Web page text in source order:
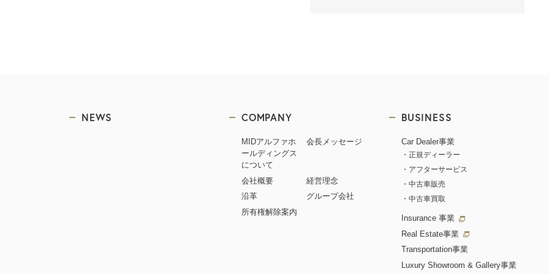
NEWS COMPANY
MIDアルファホ
ールディングス
について
会長メッセージ
会社概要
経営理念
沿革
グループ会社
所有権解除案内
BUSINESS
Car Dealer事業
正規ディーラー
アフターサービス
中古車販売
中古車買取
Insurance 事業
Real Estate事業
Transportation事業
Luxury Showroom & Gallery事業